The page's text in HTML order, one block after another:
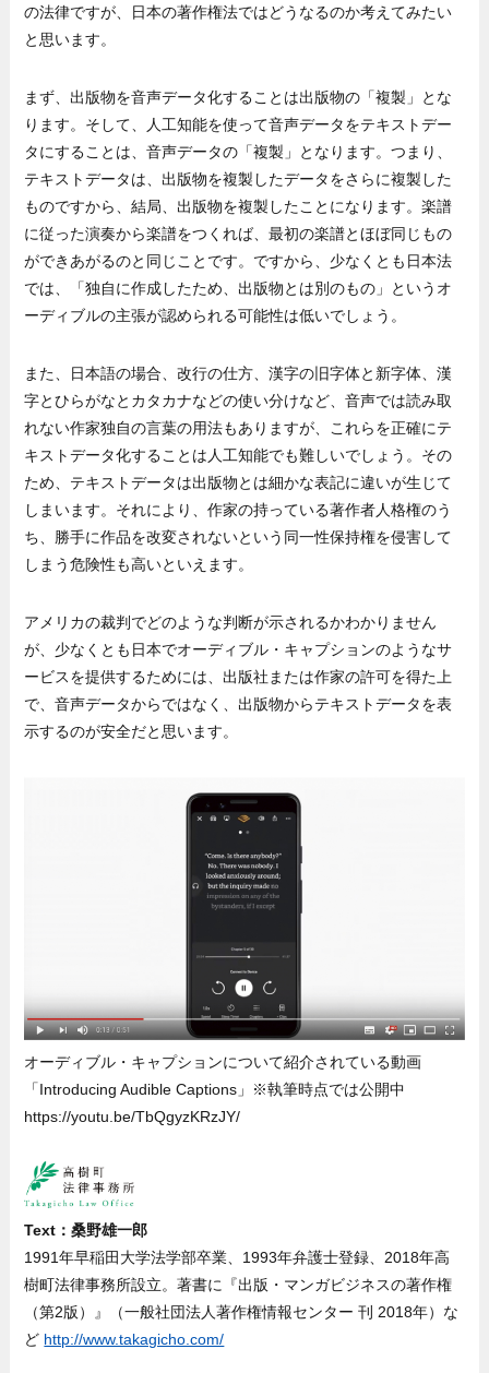
の法律ですが、日本の著作権法ではどうなるのか考えてみたい
と思います。
まず、出版物を音声データ化することは出版物の「複製」とな
ります。そして、人工知能を使って音声データをテキストデー
タにすることは、音声データの「複製」となります。つまり、
テキストデータは、出版物を複製したデータをさらに複製した
ものですから、結局、出版物を複製したことになります。楽譜
に従った演奏から楽譜をつくれば、最初の楽譜とほぼ同じもの
ができあがるのと同じことです。ですから、少なくとも日本法
では、「独自に作成したため、出版物とは別のもの」というオ
ーディブルの主張が認められる可能性は低いでしょう。
また、日本語の場合、改行の仕方、漢字の旧字体と新字体、漢
字とひらがなとカタカナなどの使い分けなど、音声では読み取
れない作家独自の言葉の用法もありますが、これらを正確にテ
キストデータ化することは人工知能でも難しいでしょう。その
ため、テキストデータは出版物とは細かな表記に違いが生じて
しまいます。それにより、作家の持っている著作者人格権のう
ち、勝手に作品を改変されないという同一性保持権を侵害して
しまう危険性も高いといえます。
アメリカの裁判でどのような判断が示されるかわかりません
が、少なくとも日本でオーディブル・キャプションのようなサ
ービスを提供するためには、出版社または作家の許可を得た上
で、音声データからではなく、出版物からテキストデータを表
示するのが安全だと思います。
オーディブル・キャプションについて紹介されている動画
「Introducing Audible Captions」※執筆時点では公開中
https://youtu.be/TbQgyzKRzJY/
Text：桑野雄一郎
1991年早稲田大学法学部卒業、1993年弁護士登録、2018年高
樹町法律事務所設立。著書に『出版・マンガビジネスの著作権
（第2版）』（一般社団法人著作権情報センター 刊 2018年）な
ど http://www.takagicho.com/